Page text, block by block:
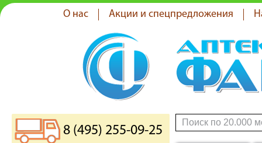
О нас Акции и спецпредложения
8 (495) 255-09-25